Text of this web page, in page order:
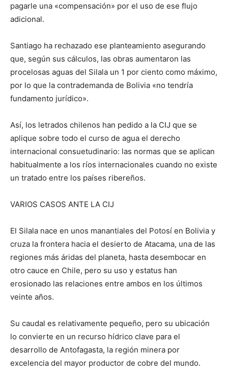
pagarle una «compensación» por el uso de ese flujo
adicional.
Santiago ha rechazado ese planteamiento asegurando
que, según sus cálculos, las obras aumentaron las
procelosas aguas del Silala un 1 por ciento como máximo,
por lo que la contrademanda de Bolivia «no tendría
fundamento jurídico».
Así, los letrados chilenos han pedido a la CIJ que se
aplique sobre todo el curso de agua el derecho
internacional consuetudinario: las normas que se aplican
habitualmente a los ríos internacionales cuando no existe
un tratado entre los países ribereños.
VARIOS CASOS ANTE LA CIJ
El Silala nace en unos manantiales del Potosí en Bolivia y
cruza la frontera hacia el desierto de Atacama, una de las
regiones más áridas del planeta, hasta desembocar en
otro cauce en Chile, pero su uso y estatus han
erosionado las relaciones entre ambos en los últimos
veinte años.
Su caudal es relativamente pequeño, pero su ubicación
lo convierte en un recurso hídrico clave para el
desarrollo de Antofagasta, la región minera por
excelencia del mayor productor de cobre del mundo.